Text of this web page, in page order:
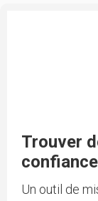
Trouver
confiance
Un outil de